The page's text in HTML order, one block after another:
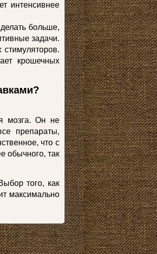
интенсивнее
больше,
задачи.
крошечных
мозга. Он не
препараты,
что с
обычного, так
того, как
максимально